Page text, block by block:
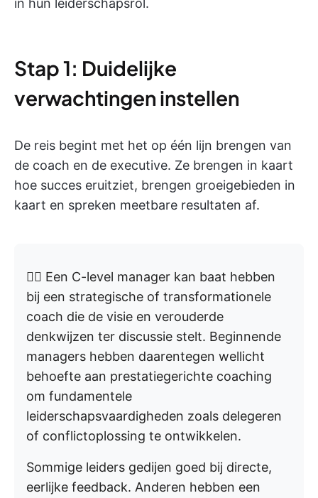
in hun leiderschapsrol.
Stap 1: Duidelijke
verwachtingen instellen
De reis begint met het op één lijn brengen van
de coach en de executive. Ze brengen in kaart
hoe succes eruitziet, brengen groeigebieden in
kaart en spreken meetbare resultaten af.
👉🏼 Een C-level manager kan baat hebben
bij een strategische of transformationele
coach die de visie en verouderde
denkwijzen ter discussie stelt. Beginnende
managers hebben daarentegen wellicht
behoefte aan prestatiegerichte coaching
om fundamentele
leiderschapsvaardigheden zoals delegeren
of conflictoplossing te ontwikkelen.
Sommige leiders gedijen goed bij directe,
eerlijke feedback. Anderen hebben een